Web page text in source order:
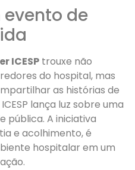
de
ICESP trouxe não
do hospital, mas
as histórias de
lança luz sobre uma
pública. A iniciativa
e acolhimento, é
hospitalar em um